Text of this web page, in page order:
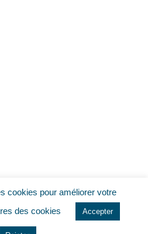
cookies pour améliorer votre
des cookies Accepter